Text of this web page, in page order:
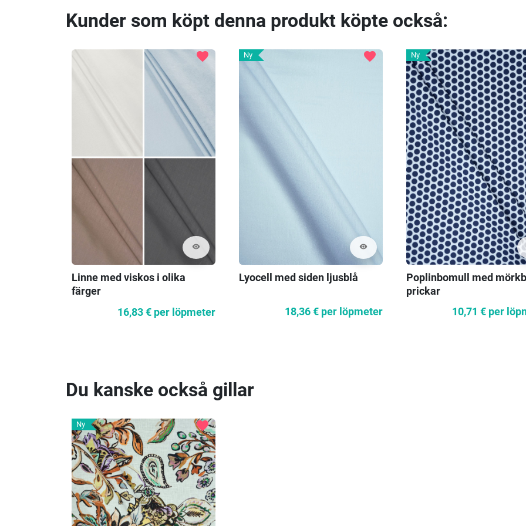
Kunder som köpt denna produkt köpte också:
visibility
favorite
Linne med viskos i olika
färger
16,83 € per löpmeter
Ny
visibility
favorite
Lyocell med siden ljusblå
18,36 € per löpmeter
Ny
Poplinbomull med
prickar
10,71 € per
Du kanske också gillar
Ny favorite